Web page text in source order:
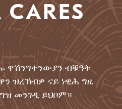
ዋሽንግተንውያን ብቑዓት
ዝረኽብዎ ናይ ነዊሕ ግዜ
መንገዲ ይህቦም።